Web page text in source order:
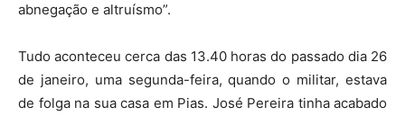
abnegação e altruísmo”.
Tudo aconteceu cerca das 13.40 horas do passado dia 26
de janeiro, uma segunda-feira, quando o militar, estava
de folga na sua casa em Pias. José Pereira tinha acabado